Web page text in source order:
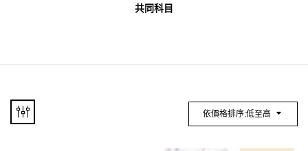
共同科目
依價格排序:低至高